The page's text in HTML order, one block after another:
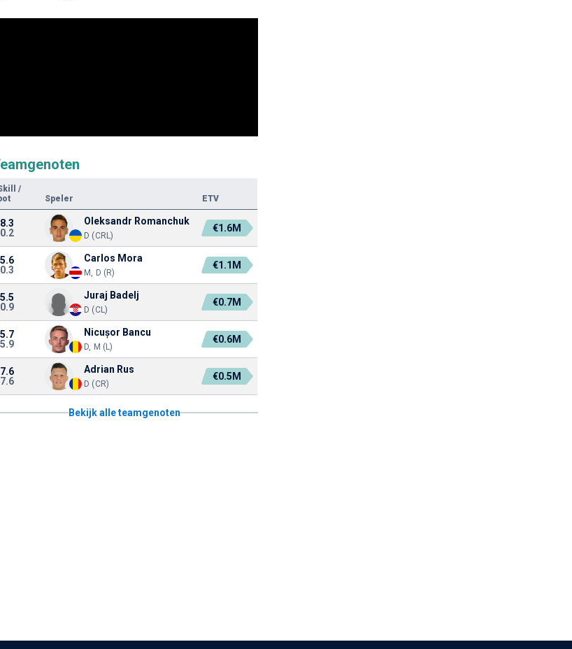
/
Speler ETV
Oleksandr Romanchuk
D (CRL)
€1.6M
Carlos Mora
M, D (R)
€1.1M
Juraj Badelj
D (CL)
€0.7M
Nicușor Bancu
D, M (L)
€0.6M
Adrian Rus
D (CR)
€0.5M
Bekijk alle teamgenoten